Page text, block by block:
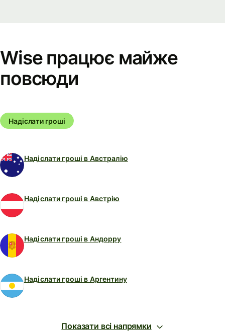
Wise працює майже
повсюди
Надіслати гроші
Надіслати гроші в Австралію
Надіслати гроші в Австрію
Надіслати гроші в Андорру
Надіслати гроші в Аргентину
Показати всі напрямки